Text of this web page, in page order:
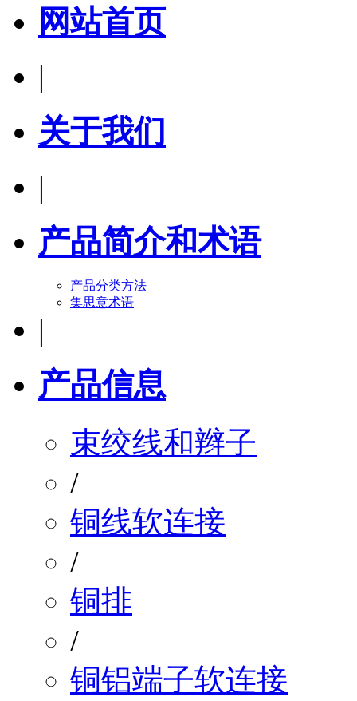
网站首页
|
关于我们
|
产品简介和术语
产品分类方法
集思意术语
|
产品信息
束绞线和辫子
/
铜线软连接
/
铜排
/
铜铝端子软连接